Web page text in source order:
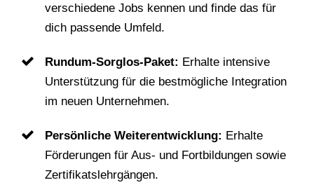
verschiedene Jobs kennen und finde das für
dich passende Umfeld.
Rundum-Sorglos-Paket: Erhalte intensive
Unterstützung für die bestmögliche Integration
im neuen Unternehmen.
Persönliche Weiterentwicklung: Erhalte
Förderungen für Aus- und Fortbildungen sowie
Zertifikatslehrgängen.